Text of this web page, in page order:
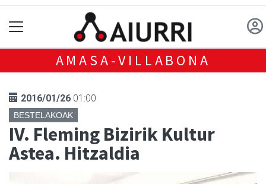
AMASA-VILLABONA
2016/01/26 01:00
BESTELAKOAK
IV. Fleming Bizirik Kultur
Astea. Hitzaldia